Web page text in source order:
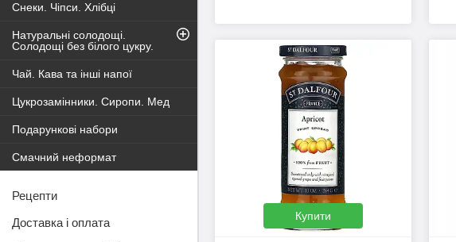
Купити
Снеки. Чіпси. Хлібці
Натуральні солодощі.
Солодощі без білого цукру.
Чай. Кава та інші напої
Цукрозамінники. Сиропи. Мед
Подарункові набори
Смачний неформат
Рецепти
Доставка і оплата